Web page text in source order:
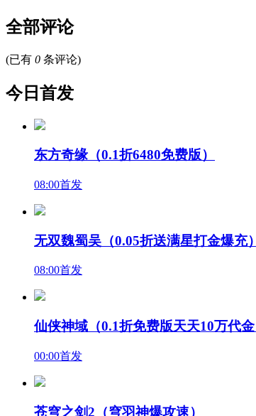
全部评论
(已有 0 条评论)
今日首发
东方奇缘（0.1折6480免费版）
08:00首发
无双魏蜀吴（0.05折送满星打金爆充
08:00首发
仙侠神域（0.1折免费版天天10万代金
00:00首发
苍穹之剑2（穹羽神爆攻速）